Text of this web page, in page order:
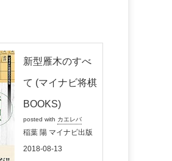
新型雁木のすべ
て (マイナビ将棋
BOOKS)
posted with カエレバ
稲葉 陽 マイナビ出版
2018-08-13